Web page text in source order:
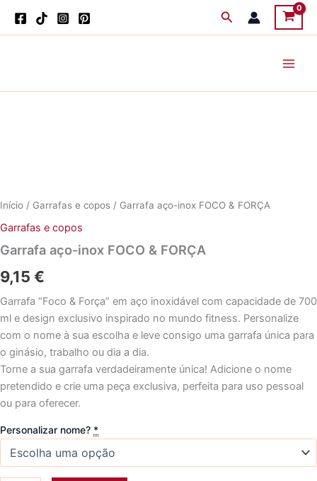
Search
Início / Garrafas e copos / Garrafa aço-inox FOCO & FORÇA
Garrafas e copos
Garrafa aço-inox FOCO & FORÇA
9,15 €
Garrafa “Foco & Força” em aço inoxidável com capacidade de 700
ml e design exclusivo inspirado no mundo fitness. Personalize
com o nome à sua escolha e leve consigo uma garrafa única para
o ginásio, trabalho ou dia a dia.
Torne a sua garrafa verdadeiramente única! Adicione o nome
pretendido e crie uma peça exclusiva, perfeita para uso pessoal
ou para oferecer.
Personalizar nome? *